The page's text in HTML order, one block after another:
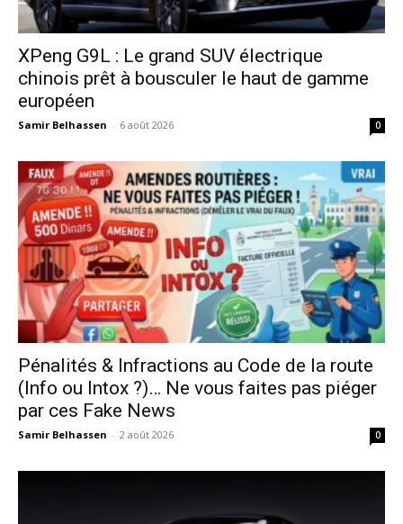
XPeng G9L : Le grand SUV électrique
chinois prêt à bousculer le haut de gamme
européen
Samir Belhassen - 6 août 2026 0
Pénalités & Infractions au Code de la route
(Info ou Intox ?)… Ne vous faites pas piéger
par ces Fake News
Samir Belhassen - 2 août 2026 0